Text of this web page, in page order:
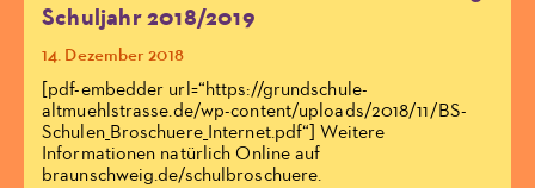
Schuljahr 2018/2019
14. Dezember 2018
[pdf-embedder url=“https://grundschule-
altmuehlstrasse.de/wp-content/uploads/2018/11/BS-
Schulen_Broschuere_Internet.pdf“] Weitere
Informationen natürlich Online auf
braunschweig.de/schulbroschuere.